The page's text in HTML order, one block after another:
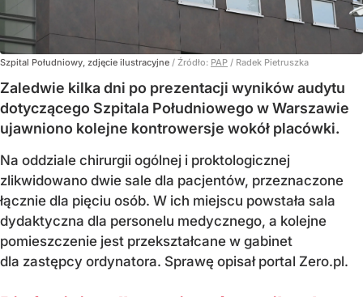
Szpital Południowy, zdjęcie ilustracyjne / Źródło: PAP / Radek Pietruszka
Zaledwie kilka dni po prezentacji wyników audytu
dotyczącego Szpitala Południowego w Warszawie
ujawniono kolejne kontrowersje wokół placówki.
Na oddziale chirurgii ogólnej i proktologicznej
zlikwidowano dwie sale dla pacjentów, przeznaczone
łącznie dla pięciu osób. W ich miejscu powstała sala
dydaktyczna dla personelu medycznego, a kolejne
pomieszczenie jest przekształcane w gabinet
dla zastępcy ordynatora. Sprawę opisał portal Zero.pl.